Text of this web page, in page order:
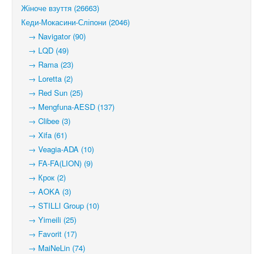
Жіноче взуття (26663)
Кеди-Мокасини-Сліпони (2046)
→ Navigator (90)
→ LQD (49)
→ Rama (23)
→ Loretta (2)
→ Red Sun (25)
→ Mengfuna-AESD (137)
→ Clibee (3)
→ Xifa (61)
→ Veagia-ADA (10)
→ FA-FA(LION) (9)
→ Крок (2)
→ AOKA (3)
→ STILLI Group (10)
→ Yimeili (25)
→ Favorit (17)
→ MaiNeLin (74)